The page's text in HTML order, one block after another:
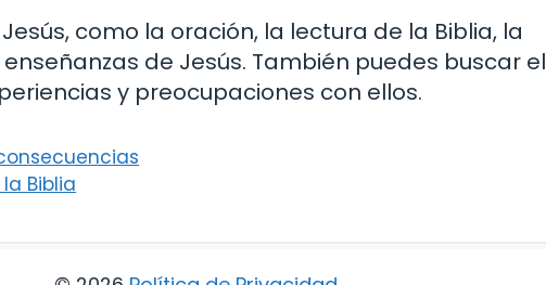
como la oración, la lectura de la Biblia, la
de Jesús. También puedes buscar el
y preocupaciones con ellos.
Biblia